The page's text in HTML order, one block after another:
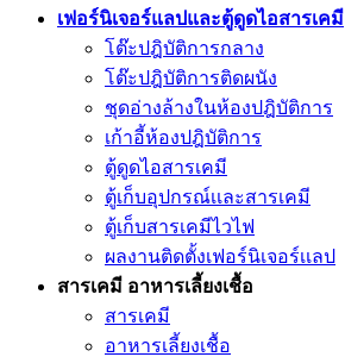
เฟอร์นิเจอร์แลปและตู้ดูดไอสารเคมี
โต๊ะปฎิบัติการกลาง
โต๊ะปฎิบัติการติดผนัง
ชุดอ่างล้างในห้องปฎิบัติการ
เก้าอี้ห้องปฎิบัติการ
ตู้ดูดไอสารเคมี
ตู้เก็บอุปกรณ์เเละสารเคมี
ตู้เก็บสารเคมีไวไฟ
ผลงานติดตั้งเฟอร์นิเจอร์เเลป
สารเคมี อาหารเลี้ยงเชื้อ
สารเคมี
อาหารเลี้ยงเชื้อ